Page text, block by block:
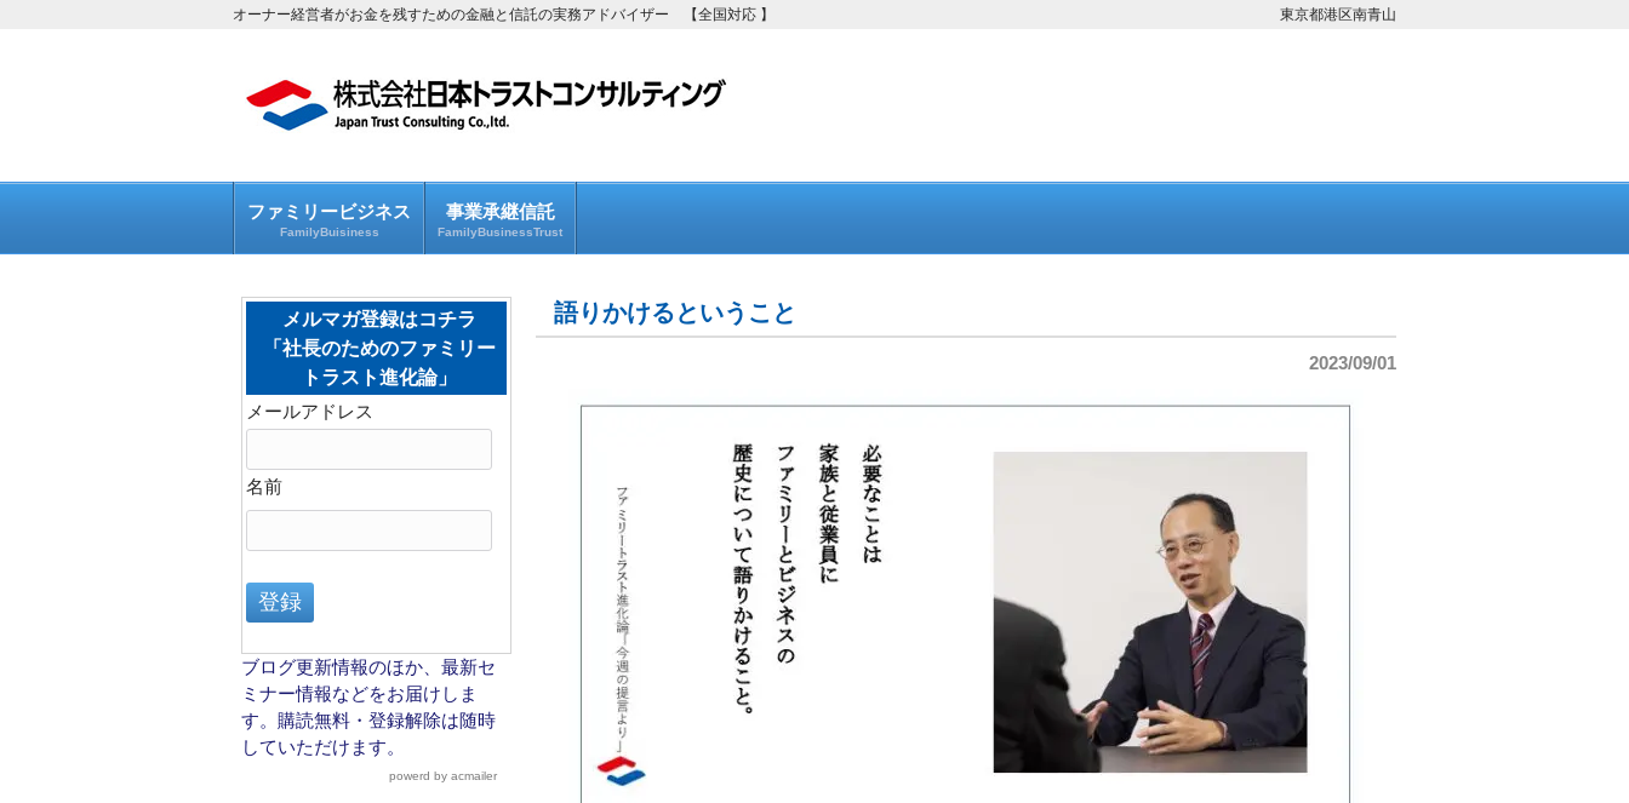
オーナー経営者がお金を残すための金融と信託の実務アドバイザー 【全国対応 】 東京都港区南青山
ファミリービジネス
FamilyBuisiness
事業承継信託
FamilyBusinessTrust
語りかけるということ
2023/09/01
メルマガ登録はコチラ
「社長のためのファミリー
トラスト進化論」
メールアドレス
名前
ブログ更新情報のほか、最新セ
ミナー情報などをお届けしま
す。購読無料・登録解除は随時
していただけます。
powerd by acmailer